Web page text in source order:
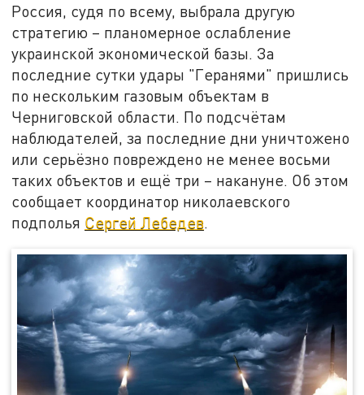
Россия, судя по всему, выбрала другую
стратегию – планомерное ослабление
украинской экономической базы. За
последние сутки удары "Геранями" пришлись
по нескольким газовым объектам в
Черниговской области. По подсчётам
наблюдателей, за последние дни уничтожено
или серьёзно повреждено не менее восьми
таких объектов и ещё три – накануне. Об этом
сообщает координатор николаевского
подполья Сергей Лебедев.